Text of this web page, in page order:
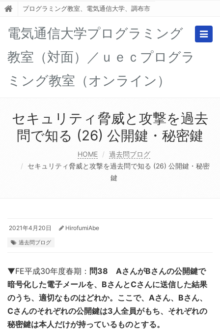
プログラミング教室、電気通信大学、調布市
電気通信大学プログラミング
教室（対面）／ｕｅｃプログラ
ミング教室（オンライン）
セキュリティ脅威と攻撃を過去
問で知る (26) 公開鍵・秘密鍵
HOME
過去問ブログ
セキュリティ脅威と攻撃を過去問で知る (26) 公開鍵・秘密
鍵
2021年4月20日 HirofumiAbe
過去問ブログ
▼FE平成30年度春期： 問38 AさんがBさんの公開鍵で
暗号化した電子メールを、BさんとCさんに送信した結果
のうち、適切なものはどれか。ここで、Aさん、Bさん、
Cさんのそれぞれの公開鍵は3人全員がもち、それぞれの
秘密鍵は本人だけが持っているものとする。